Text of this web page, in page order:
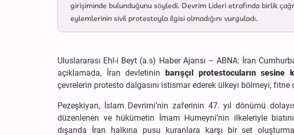
girişiminde bulunduğunu söyledi. Devrim Lideri etrafında birlik
eylemlerinin sivil protestoyla ilgisi olmadığını vurguladı.
Uluslararası Ehl-i Beyt (a.s) Haber Ajansı – ABNA: İran
açıklamada, İran devletinin barışçıl protestocuların
çevrelerin protesto dalgasını istismar ederek ülkeyi bölmeyi, fitne
Pezeşkiyan, İslam Devrimi’nin zaferinin 47. yıl dönümü
düzenlenen ve hükümetin İmam Humeyni’nin ilkeleriyle
dışarıda İran halkına pusu kuranlara karşı bir set